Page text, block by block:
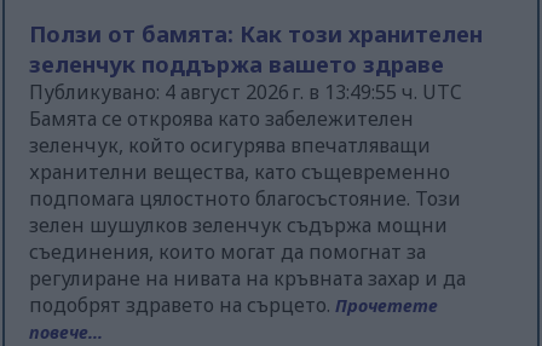
Ползи от бамята: Как този хранителен
зеленчук поддържа вашето здраве
Публикувано: 4 август 2026 г. в 13:49:55 ч. UTC
Бамята се откроява като забележителен
зеленчук, който осигурява впечатляващи
хранителни вещества, като същевременно
подпомага цялостното благосъстояние. Този
зелен шушулков зеленчук съдържа мощни
съединения, които могат да помогнат за
регулиране на нивата на кръвната захар и да
подобрят здравето на сърцето.Прочетете
повече...